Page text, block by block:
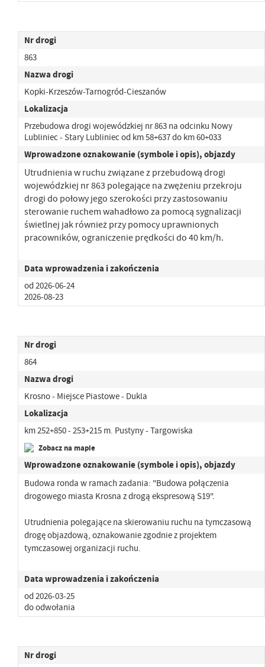
Nr drogi
863
Nazwa drogi
Kopki-Krzeszów-Tarnogród-Cieszanów
Lokalizacja
Przebudowa drogi wojewódzkiej nr 863 na odcinku Nowy
Lubliniec - Stary Lubliniec od km 58+637 do km 60+033
Wprowadzone oznakowanie (symbole i opis), objazdy
Utrudnienia w ruchu związane z przebudową drogi
wojewódzkiej nr 863 polegające na zwężeniu przekroju
drogi do połowy jego szerokości przy zastosowaniu
sterowanie ruchem wahadłowo za pomocą sygnalizacji
świetlnej jak również przy pomocy uprawnionych
pracowników, ograniczenie prędkości do 40 km/h.
Data wprowadzenia i zakończenia
od 2026-06-24
2026-08-23
Nr drogi
864
Nazwa drogi
Krosno - Miejsce Piastowe - Dukla
Lokalizacja
km 252+850 - 253+215 m. Pustyny - Targowiska
Zobacz na mapie
Wprowadzone oznakowanie (symbole i opis), objazdy
Budowa ronda w ramach zadania: "Budowa połączenia
drogowego miasta Krosna z drogą ekspresową S19".
Utrudnienia polegające na skierowaniu ruchu na tymczasową
drogę objazdową, oznakowanie zgodnie z projektem
tymczasowej organizacji ruchu.
Data wprowadzenia i zakończenia
od 2026-03-25
do odwołania
Nr drogi